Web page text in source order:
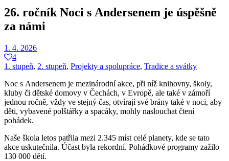
26. ročník Noci s Andersenem je úspěšně
za námi
1. 4. 2026
4
1. stupeň, 2. stupeň, Projekty a spolupráce, Tradice a svátky
Noc s Andersenem je mezinárodní akce, při níž knihovny, školy,
kluby či dětské domovy v Čechách, v Evropě, ale také v zámoří
jednou ročně, vždy ve stejný čas, otvírají své brány také v noci, aby
děti, vybavené polštářky a spacáky, mohly naslouchat čtení
pohádek.
Naše škola letos patřila mezi 2.345 míst celé planety, kde se tato
akce uskutečnila. Účast byla rekordní. Pohádkové programy zažilo
130 000 dětí.